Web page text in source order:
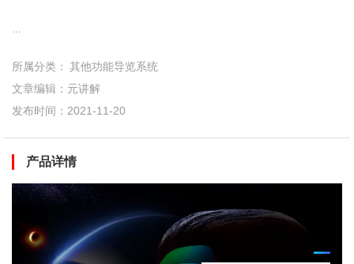
所属分类： 其他功能导览系统
文章编辑：元讲解
发布时间：2021-11-20
产品详情